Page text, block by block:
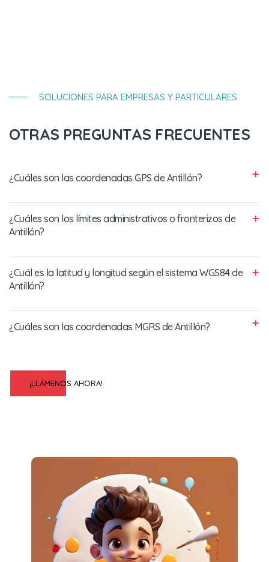
SOLUCIONES PARA EMPRESAS Y PARTICULARES
OTRAS PREGUNTAS FRECUENTES
¿Cuáles son las coordenadas GPS de Antillón?
¿Cuáles son los límites administrativos o fronterizos de
Antillón?
¿Cuál es la latitud y longitud según el sistema WGS84 de
Antillón?
¿Cuáles son las coordenadas MGRS de Antillón?
¡LLÁMENOS AHORA!